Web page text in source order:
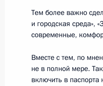
22
Тем более важно
и городская среда»,
современные,
Вместе с тем, по
не в полной мере.
включить в паспорта